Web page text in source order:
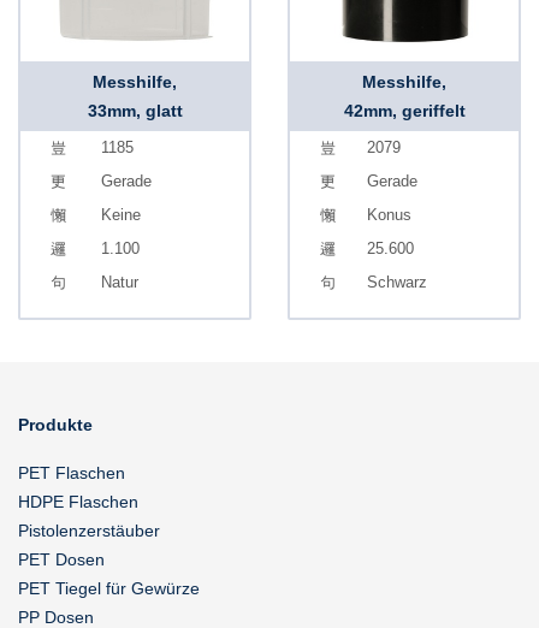
Messhilfe,
33mm, glatt
1185
Gerade
Keine
1.100
Natur
Messhilfe,
42mm, geriffelt
2079
Gerade
Konus
25.600
Schwarz
Produkte
PET Flaschen
HDPE Flaschen
Pistolenzerstäuber
PET Dosen
PET Tiegel für Gewürze
PP Dosen